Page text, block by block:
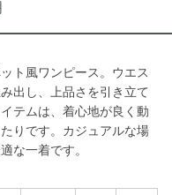
ト風ワンピース。ウエス
出し、上品さを引き立て
テムは、着心地が良く動
りです。カジュアルな場
な一着です。